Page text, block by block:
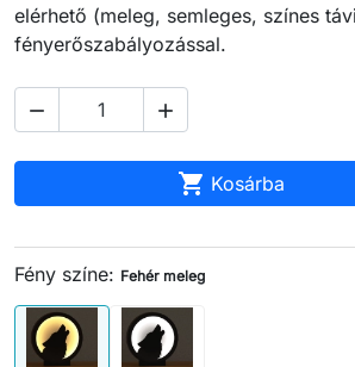
elérhető (meleg, semleges, színes
fényerőszabályozással.
 
 Kosárba
Fény színe: Fehér meleg